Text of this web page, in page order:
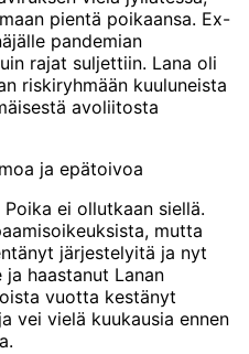
pientä poikaansa. Ex-
pandemian
rajat suljettiin. Lana oli
riskiryhmään kuuluneista
avoliitosta
ja epätoivoa
ei ollutkaan siellä.
mutta
järjestelyitä ja nyt
haastanut Lanan
vuotta kestänyt
vei vielä kuukausia ennen